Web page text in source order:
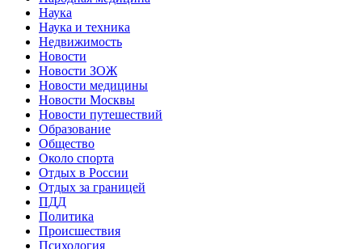
Наука
Наука и техника
Недвижимость
Новости
Новости ЗОЖ
Новости медицины
Новости Москвы
Новости путешествий
Образование
Общество
Около спорта
Отдых в России
Отдых за границей
ПДД
Политика
Происшествия
Психология